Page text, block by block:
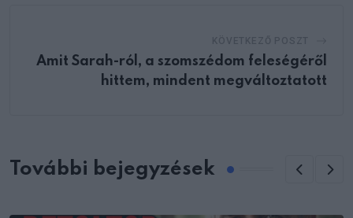
Amit Sarah-ról, a szomszédom feleségéről
hittem, mindent megváltoztatott
További bejegyzések